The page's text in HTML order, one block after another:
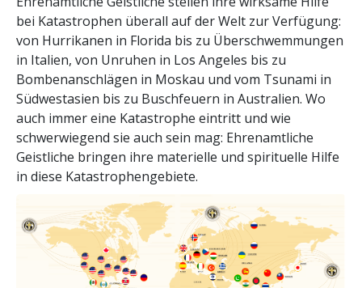
immer
bei Katastrophen überall auf der Welt zur Verfügung:
von Hurrikanen in Florida bis zu Überschwemmungen
in Italien, von Unruhen in Los Angeles bis zu
Bombenanschlägen in Moskau und vom Tsunami in
Südwestasien bis zu Buschfeuern in Australien. Wo
auch immer eine Katastrophe eintritt und wie
schwerwiegend sie auch sein mag: Ehrenamtliche
Geistliche bringen ihre materielle und spirituelle Hilfe
in diese Katastrophengebiete.